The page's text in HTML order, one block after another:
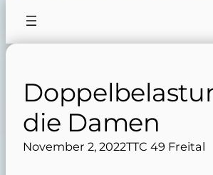
die Damen
November 2, 2022TTC 49 Freital